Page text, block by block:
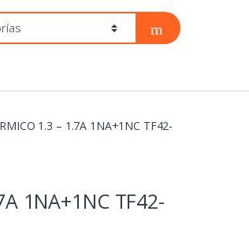
1.3 – 1.7A 1NA+1NC TF42-
1NA+1NC TF42-